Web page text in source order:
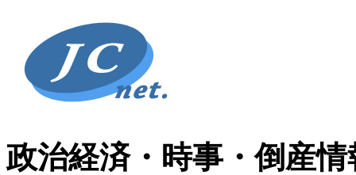
政治経済・時事・倒産